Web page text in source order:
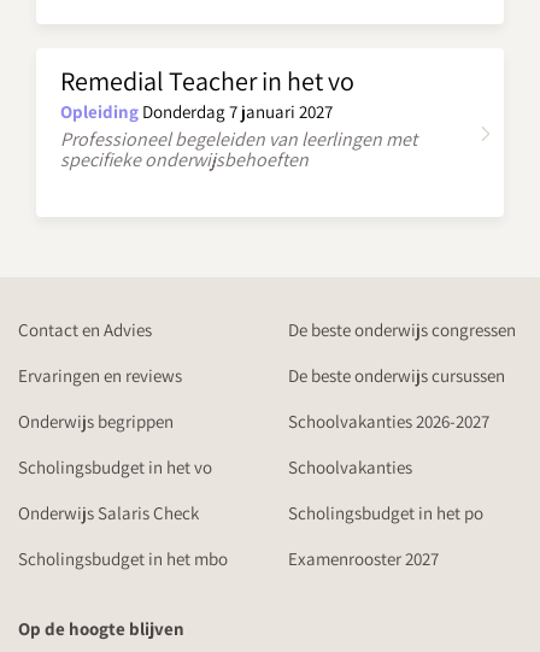
Remedial Teacher in het vo
Opleiding Donderdag 7 januari 2027
Professioneel begeleiden van leerlingen met
specifieke onderwijsbehoeften
Contact en Advies
De beste onderwijs congressen
Ervaringen en reviews
De beste onderwijs cursussen
Onderwijs begrippen
Schoolvakanties 2026-2027
Scholingsbudget in het vo
Schoolvakanties
Onderwijs Salaris Check
Scholingsbudget in het po
Scholingsbudget in het mbo
Examenrooster 2027
Op de hoogte blijven